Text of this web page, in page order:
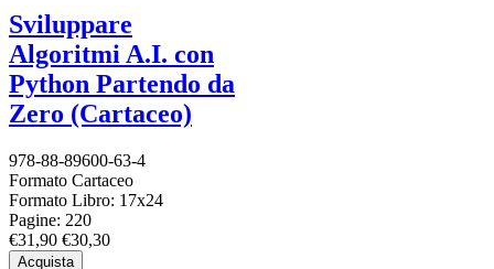
Sviluppare
Algoritmi A.I. con
Python Partendo da
Zero (Cartaceo)
978-88-89600-63-4
Formato Cartaceo
Formato Libro: 17x24
Pagine: 220
€31,90 €30,30
Acquista